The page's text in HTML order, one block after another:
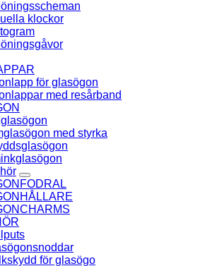
klockor
för glasögon
med resårband
med styrka
för glasögo